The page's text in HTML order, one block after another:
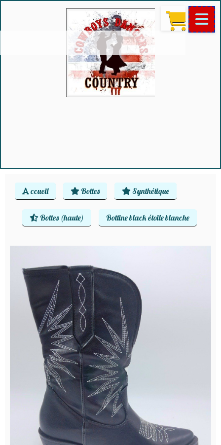
ccueil Bottes Synthétique
Bottes (haute) Bottine black étoile blanche